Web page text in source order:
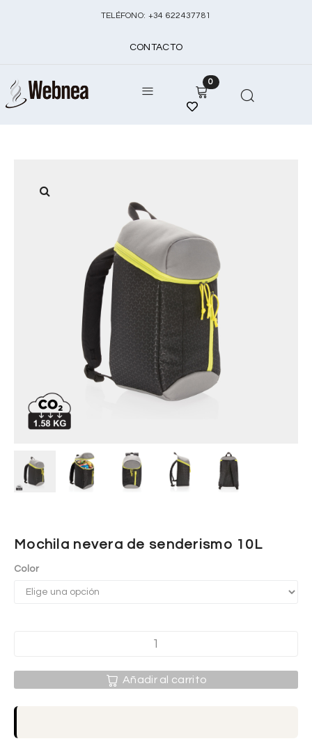
TELÉFONO: +34 622437781
CONTACTO
0
Mochila nevera de senderismo 10L
Color
Añadir al carrito